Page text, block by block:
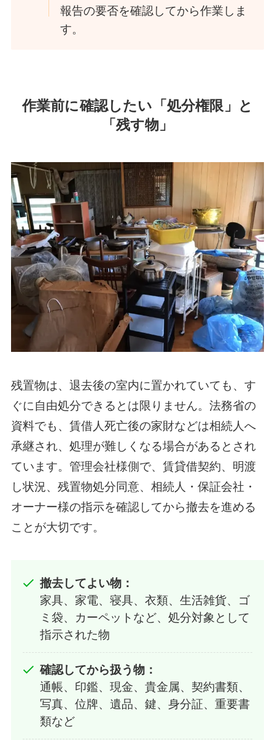
報告の要否を確認してから作業しま
す。
作業前に確認したい「処分権限」と
「残す物」
残置物は、退去後の室内に置かれていても、す
ぐに自由処分できるとは限りません。法務省の
資料でも、賃借人死亡後の家財などは相続人へ
承継され、処理が難しくなる場合があるとされ
ています。管理会社様側で、賃貸借契約、明渡
し状況、残置物処分同意、相続人・保証会社・
オーナー様の指示を確認してから撤去を進める
ことが大切です。
撤去してよい物：
家具、家電、寝具、衣類、生活雑貨、ゴ
ミ袋、カーペットなど、処分対象として
指示された物
確認してから扱う物：
通帳、印鑑、現金、貴金属、契約書類、
写真、位牌、遺品、鍵、身分証、重要書
類など